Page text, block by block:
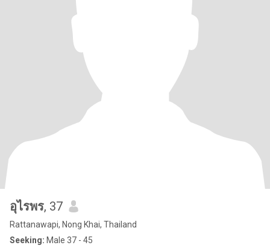
อุไรพร, 37
Rattanawapi, Nong Khai, Thailand
Seeking: Male 37 - 45